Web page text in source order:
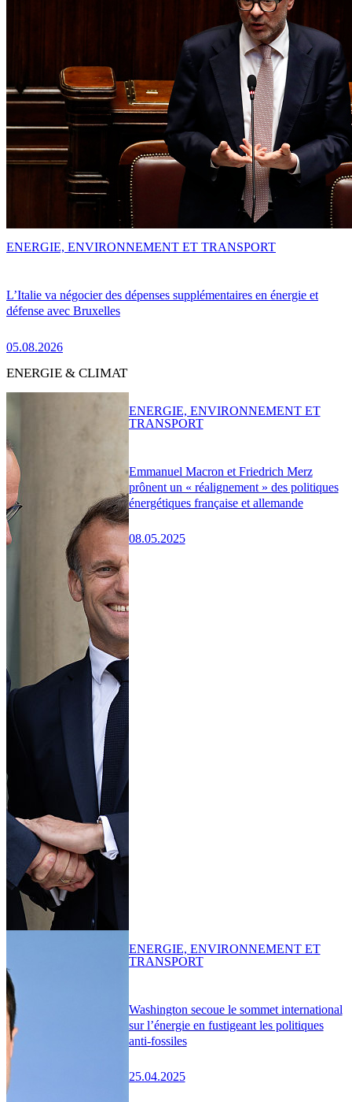
L’Italie va négocier des dépenses supplémentaires en énergie et
défense avec Bruxelles
05.08.2026
ENERGIE, ENVIRONNEMENT ET TRANSPORT
ENERGIE & CLIMAT
Emmanuel Macron et Friedrich Merz
prônent un « réalignement » des politiques
énergétiques française et allemande
08.05.2025
ENERGIE, ENVIRONNEMENT ET
TRANSPORT
Washington secoue le sommet international
sur l’énergie en fustigeant les politiques
anti-fossiles
25.04.2025
ENERGIE, ENVIRONNEMENT ET
TRANSPORT